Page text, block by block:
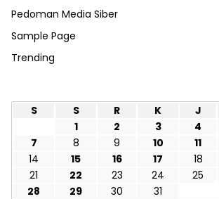
Pedoman Media Siber
Sample Page
Trending
S
S R K J
1
2 3 4
7
8 9 10 11
14
15 16 17 18
21
22 23 24 25
28
29 30
31